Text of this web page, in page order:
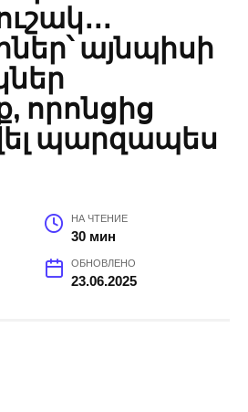
այնպիսի
որոնցից
պարզապես
НА ЧТЕНИЕ
30 мин
ОБНОВЛЕНО
23.06.2025